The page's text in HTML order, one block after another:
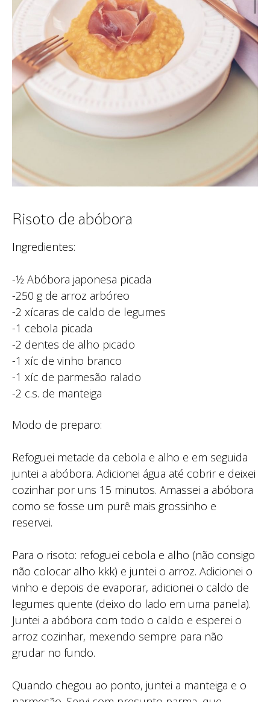
Risoto de abóbora
Ingredientes:
-½ Abóbora japonesa picada
-250 g de arroz arbóreo
-2 xícaras de caldo de legumes
-1 cebola picada
-2 dentes de alho picado
-1 xíc de vinho branco
-1 xíc de parmesão ralado
-2 c.s. de manteiga
Modo de preparo:
Refoguei metade da cebola e alho e em seguida
juntei a abóbora. Adicionei água até cobrir e deixei
cozinhar por uns 15 minutos. Amassei a abóbora
como se fosse um purê mais grossinho e
reservei.
Para o risoto: refoguei cebola e alho (não consigo
não colocar alho kkk) e juntei o arroz. Adicionei o
vinho e depois de evaporar, adicionei o caldo de
legumes quente (deixo do lado em uma panela).
Juntei a abóbora com todo o caldo e esperei o
arroz cozinhar, mexendo sempre para não
grudar no fundo.
Quando chegou ao ponto, juntei a manteiga e o